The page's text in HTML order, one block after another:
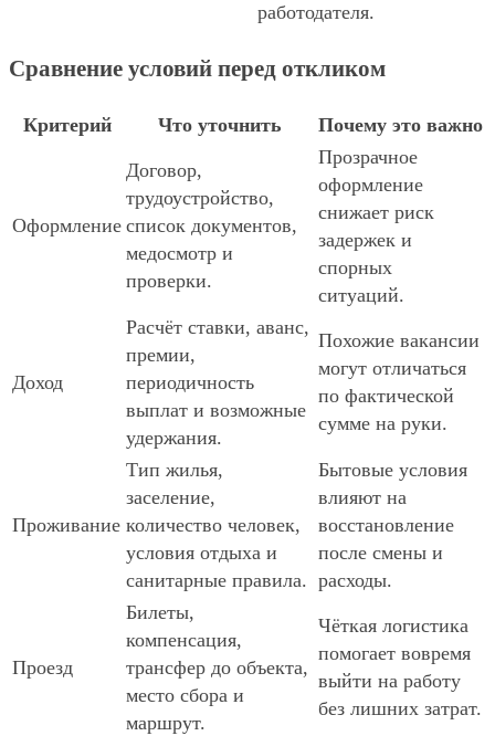
работодателя.
Сравнение условий перед откликом
Критерий Что уточнить Почему это важно
Оформление
Договор,
трудоустройство,
список документов,
медосмотр и
проверки.
Прозрачное
оформление
снижает риск
задержек и
спорных
ситуаций.
Доход
Расчёт ставки, аванс,
премии,
периодичность
выплат и возможные
удержания.
Похожие вакансии
могут отличаться
по фактической
сумме на руки.
Проживание
Тип жилья,
заселение,
количество человек,
условия отдыха и
санитарные правила.
Бытовые условия
влияют на
восстановление
после смены и
расходы.
Проезд
Билеты,
компенсация,
трансфер до объекта,
место сбора и
маршрут.
Чёткая логистика
помогает вовремя
выйти на работу
без лишних затрат.